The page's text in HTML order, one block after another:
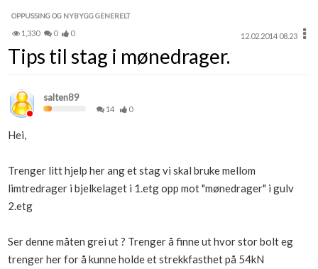
Papirer som mangler
Skaff dokumentasjon som mangler
Kundeservice
Få svar på det du lurer på
Boligmappa+
Få mer ut av Boligmappa
OPPUSSING OG NYBYGG GENERELT
1,330 0 0 12.02.2014 08.23
Tips til stag i mønedrager.
salten89
14 0
Hei,
Trenger litt hjelp her ang et stag vi skal bruke mellom
limtredrager i bjelkelaget i 1.etg opp mot "mønedrager" i gulv
2.etg
Ser denne måten grei ut ? Trenger å finne ut hvor stor bolt eg
trenger her for å kunne holde et strekkfasthet på 54kN